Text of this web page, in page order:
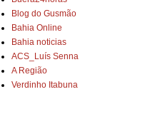
Blog do Gusmão
Bahia Online
Bahia noticias
ACS_Luís Senna
A Região
Verdinho Itabuna